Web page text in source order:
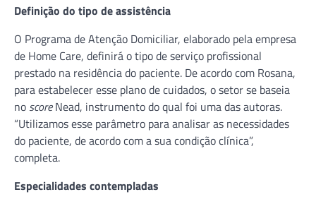
Definição do tipo de assistência
O Programa de Atenção Domiciliar, elaborado pela empresa
de Home Care, definirá o tipo de serviço profissional
prestado na residência do paciente. De acordo com Rosana,
para estabelecer esse plano de cuidados, o setor se baseia
no scoreNead, instrumento do qual foi uma das autoras.
“Utilizamos esse parâmetro para analisar as necessidades
do paciente, de acordo com a sua condição clínica”,
completa.
Especialidades contempladas